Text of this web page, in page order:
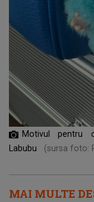
Motivul pentru
Labubu
(sursa foto:
MAI MULTE